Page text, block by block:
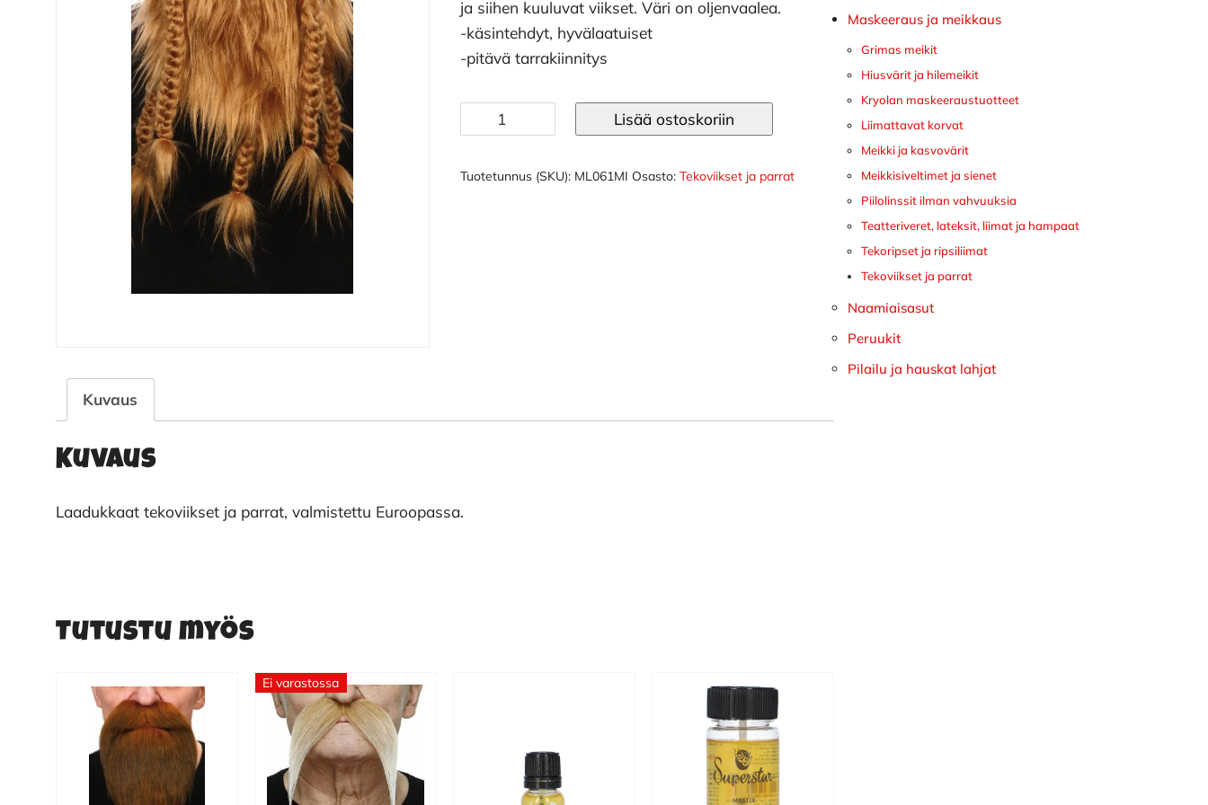
ja siihen kuuluvat viikset. Väri on oljenvaalea.
-käsintehdyt, hyvälaatuiset
-pitävä tarrakiinnitys
Viikinki
Lisää ostoskoriin
Tuotetunnus (SKU): ML061MI Osasto:Tekoviikset ja parrat
Kuvaus
Kuvaus
Laadukkaat tekoviikset ja parrat, valmistettu Euroopassa.
Tutustu myös
Ei varastossa
Maskeeraus ja meikkaus
Grimas meikit
Hiusvärit ja hilemeikit
Kryolan maskeeraustuotteet
Liimattavat korvat
Meikki ja kasvovärit
Meikkisiveltimet ja sienet
Piilolinssit ilman vahvuuksia
Teatteriveret, lateksit, liimat ja hampaat
Tekoripset ja ripsiliimat
Tekoviikset ja parrat
Naamiaisasut
Peruukit
Pilailu ja hauskat lahjat